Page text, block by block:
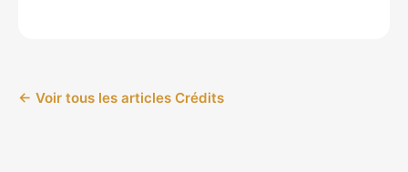
← Voir tous les articles Crédits